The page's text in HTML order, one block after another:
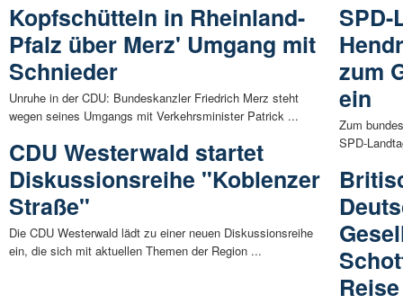
Kopfschütteln in Rheinland-
Pfalz über Merz' Umgang mit
Schnieder
Unruhe in der CDU: Bundeskanzler Friedrich Merz steht
wegen seines Umgangs mit Verkehrsminister Patrick ...
CDU Westerwald startet
Diskussionsreihe "Koblenzer
Straße"
Die CDU Westerwald lädt zu einer neuen Diskussionsreihe
ein, die sich mit aktuellen Themen der Region ...
zum
ein
Zum
SPD-